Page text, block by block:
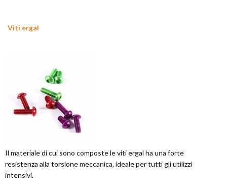
Viti ergal
Il materiale di cui sono composte le viti ergal ha una forte
resistenza alla torsione meccanica, ideale per tutti gli utilizzi
intensivi.